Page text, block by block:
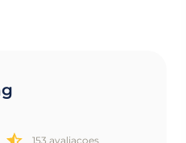
153 avaliaçoes